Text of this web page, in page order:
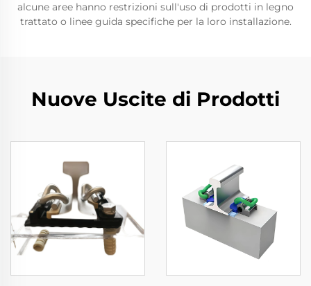
alcune aree hanno restrizioni sull'uso di prodotti in legno
trattato o linee guida specifiche per la loro installazione.
Nuove Uscite di Prodotti